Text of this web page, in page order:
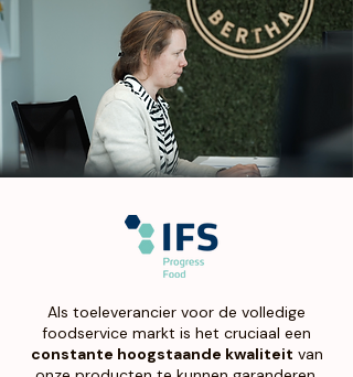
Als toeleverancier voor de volledige
foodservice markt is het cruciaal een
constante hoogstaande kwaliteit van